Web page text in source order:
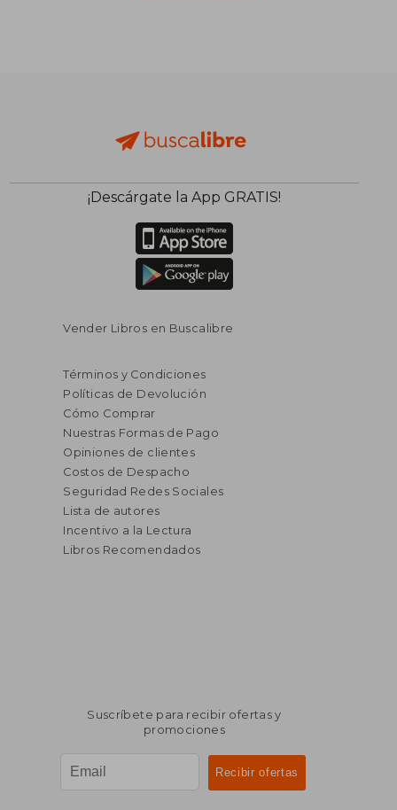
¡Descárgate la App GRATIS!
Vender Libros en Buscalibre
Términos y Condiciones
Políticas de Devolución
Cómo Comprar
Nuestras Formas de Pago
Opiniones de clientes
Costos de Despacho
Seguridad Redes Sociales
Lista de autores
Incentivo a la Lectura
Libros Recomendados